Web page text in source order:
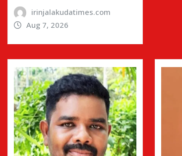
irinjalakudatimes.com
Aug 7, 2026